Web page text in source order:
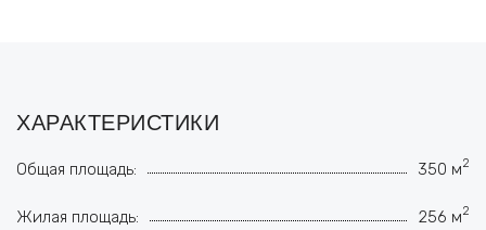
ХАРАКТЕРИСТИКИ
Общая площадь: 350 м2
Жилая площадь: 256 м2